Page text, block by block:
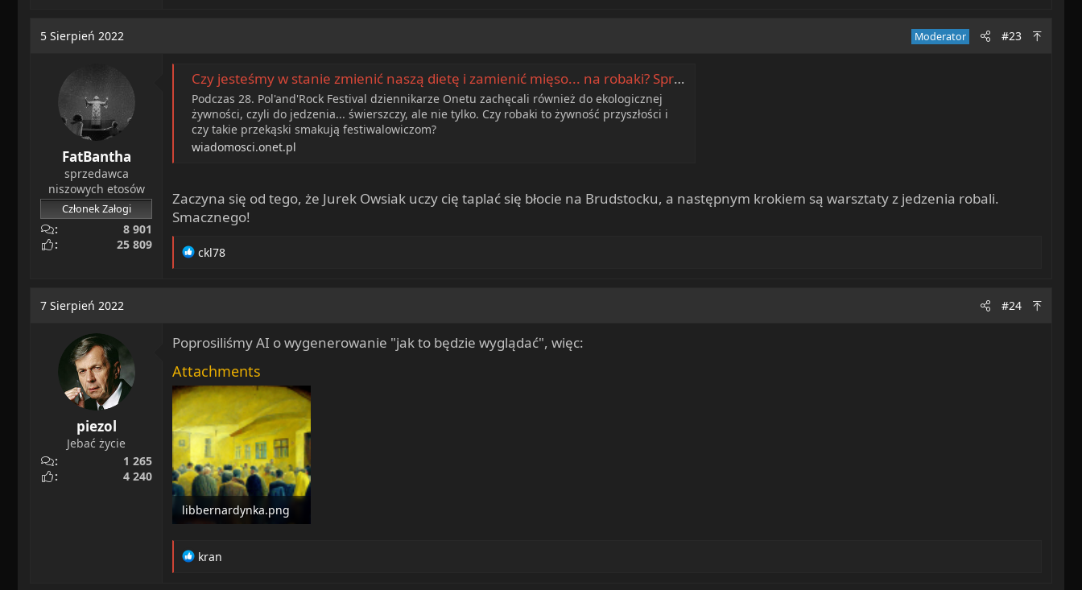
5 Sierpień 2022 Moderator #23
FatBantha
sprzedawca
niszowych etosów
Członek Załogi
8 901
25 809
Czy jesteśmy w stanie zmienić naszą dietę i zamienić mięso... na robaki? Sprawdziliśmy to na uczestnikach Pol'and'Rock Festival
Podczas 28. Pol'and'Rock Festival dziennikarze Onetu zachęcali również do ekologicznej
żywności, czyli do jedzenia... świerszczy, ale nie tylko. Czy robaki to żywność przyszłości i
czy takie przekąski smakują festiwalowiczom?
wiadomosci.onet.pl
Zaczyna się od tego, że Jurek Owsiak uczy cię taplać się błocie na Brudstocku, a następnym krokiem są warsztaty z jedzenia robali.
Smacznego!
R
o
s
:
ckl78
7 Sierpień 2022 #24
piezol
Jebać życie
1 265
4 240
Poprosiliśmy AI o wygenerowanie "jak to będzie wyglądać", więc:
Attachments
libbernardynka.png
R
kran